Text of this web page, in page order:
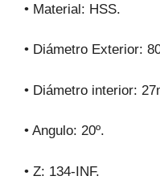
• Material: HSS.
• Diámetro Exterior:
• Diámetro interior:
• Angulo: 20º.
• Z: 134-INF.